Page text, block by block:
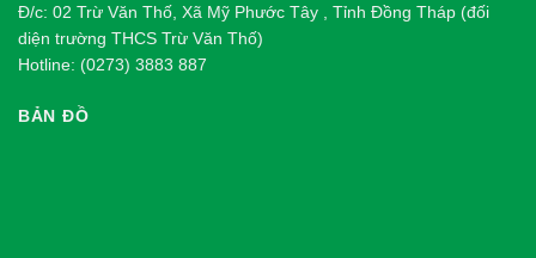
Đ/c: 02 Trừ Văn Thố, Xã Mỹ Phước Tây , Tỉnh Đồng Tháp (đối
diện trường THCS Trừ Văn Thố)
Hotline: (0273) 3883 887
BẢN ĐỒ